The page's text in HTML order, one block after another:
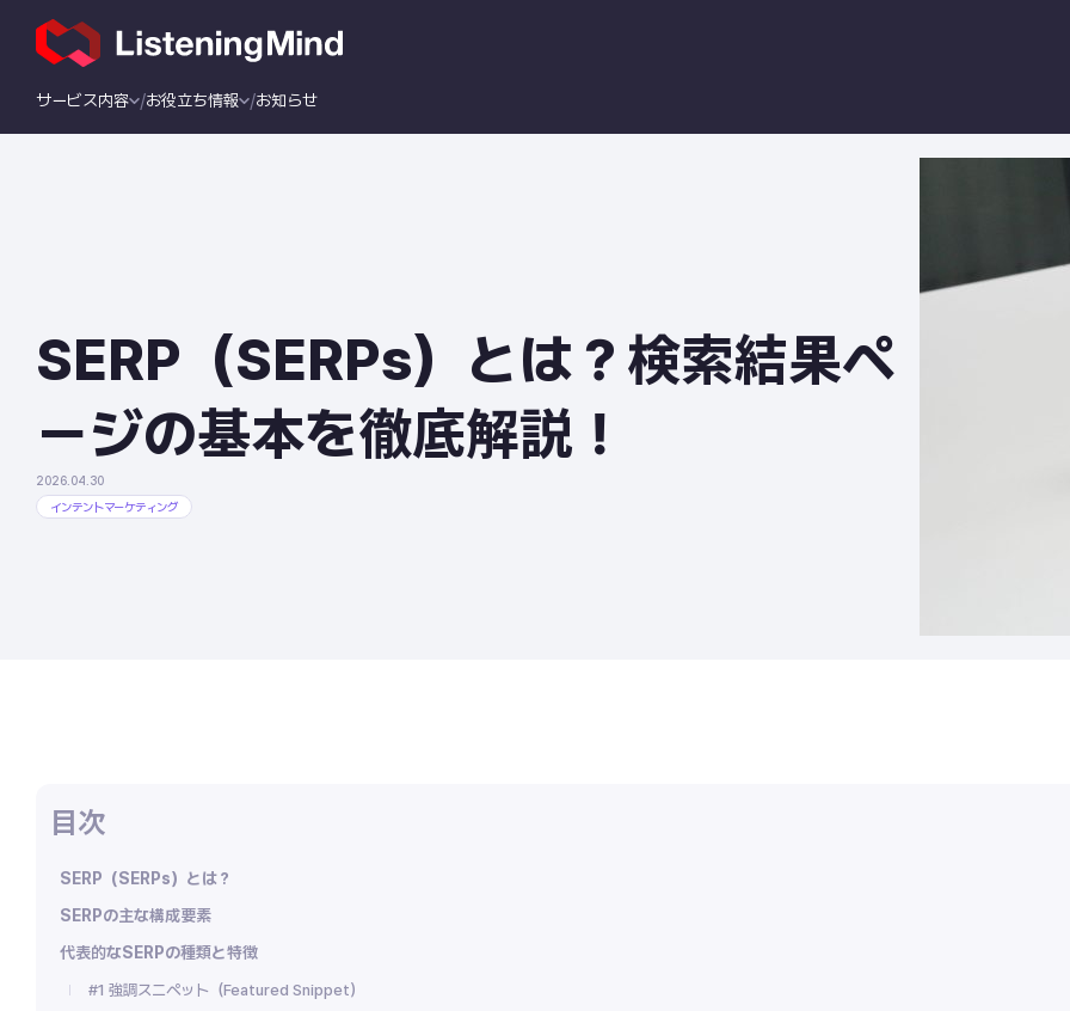
サービス内容 お役立ち情報 お知らせ
SERP（SERPs）とは？検索結果ペ
ージの基本を徹底解説！
2026.04.30
インテントマーケティング
SERP（SERPs）とは？
SERPの主な構成要素
代表的なSERPの種類と特徴
#1 強調スニペット（Featured Snippet）